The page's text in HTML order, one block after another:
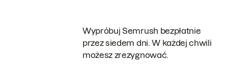
Wypróbuj Semrush bezpłatnie
przez siedem dni. W każdej chwili
możesz zrezygnować.